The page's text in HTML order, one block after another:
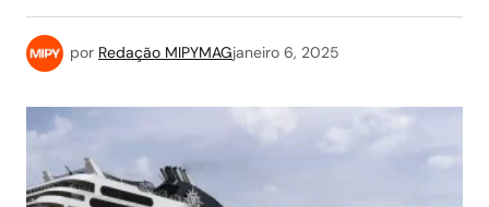
por Redação MIPYMAGjaneiro 6, 2025